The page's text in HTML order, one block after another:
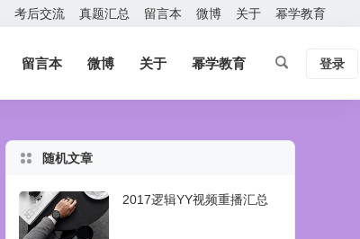
考后交流 真题汇总 留言本 微博 关于 幂学教育
留言本 微博 关于 幂学教育 登录
随机文章
2017逻辑YY视频重播汇总